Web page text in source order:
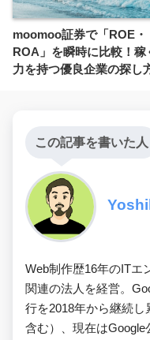
moomoo証券で「ROE・
ROA」を瞬時に比較！稼
力を持つ優良企業の探し
この記事を書いた人
Web制作歴16年のITエ
関連の法人を経営。
行を2018年から継続し
含む）、現在は